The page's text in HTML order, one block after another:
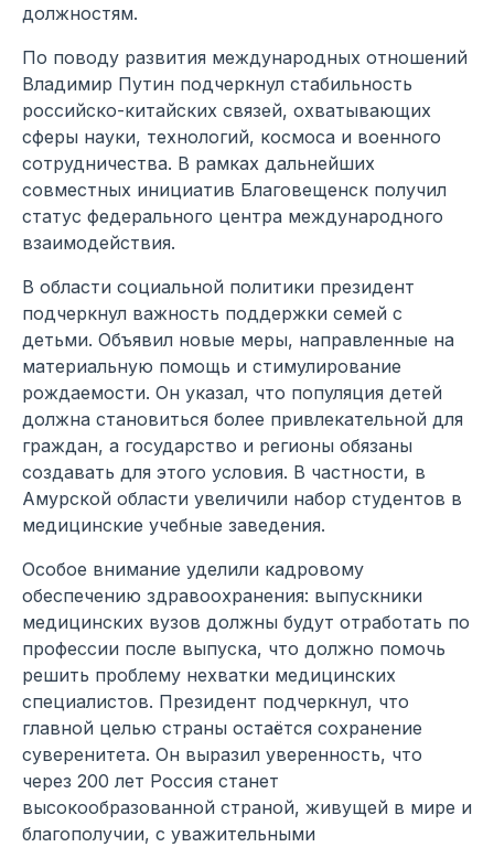
должностям.
По поводу развития международных отношений
Владимир Путин подчеркнул стабильность
российско-китайских связей, охватывающих
сферы науки, технологий, космоса и военного
сотрудничества. В рамках дальнейших
совместных инициатив Благовещенск получил
статус федерального центра международного
взаимодействия.
В области социальной политики президент
подчеркнул важность поддержки семей с
детьми. Объявил новые меры, направленные на
материальную помощь и стимулирование
рождаемости. Он указал, что популяция детей
должна становиться более привлекательной для
граждан, а государство и регионы обязаны
создавать для этого условия. В частности, в
Амурской области увеличили набор студентов в
медицинские учебные заведения.
Особое внимание уделили кадровому
обеспечению здравоохранения: выпускники
медицинских вузов должны будут отработать по
профессии после выпуска, что должно помочь
решить проблему нехватки медицинских
специалистов. Президент подчеркнул, что
главной целью страны остаётся сохранение
суверенитета. Он выразил уверенность, что
через 200 лет Россия станет
высокообразованной страной, живущей в мире и
благополучии, с уважительными